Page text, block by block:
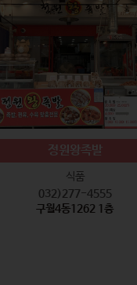
정원왕족발
식품
032)277-4555
구월4동1262 1층